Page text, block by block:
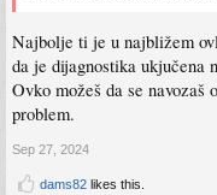
Najbolje ti je u najbližem
da je dijagnostika ukjučena
Ovko možeš da se navozaš
problem.
Sep 27, 2024
dams82 likes this.